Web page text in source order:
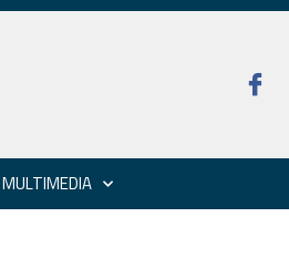
MULTIMEDIA